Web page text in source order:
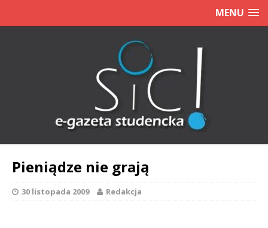
MENU
Pieniądze nie grają
30 listopada 2009 Redakcja